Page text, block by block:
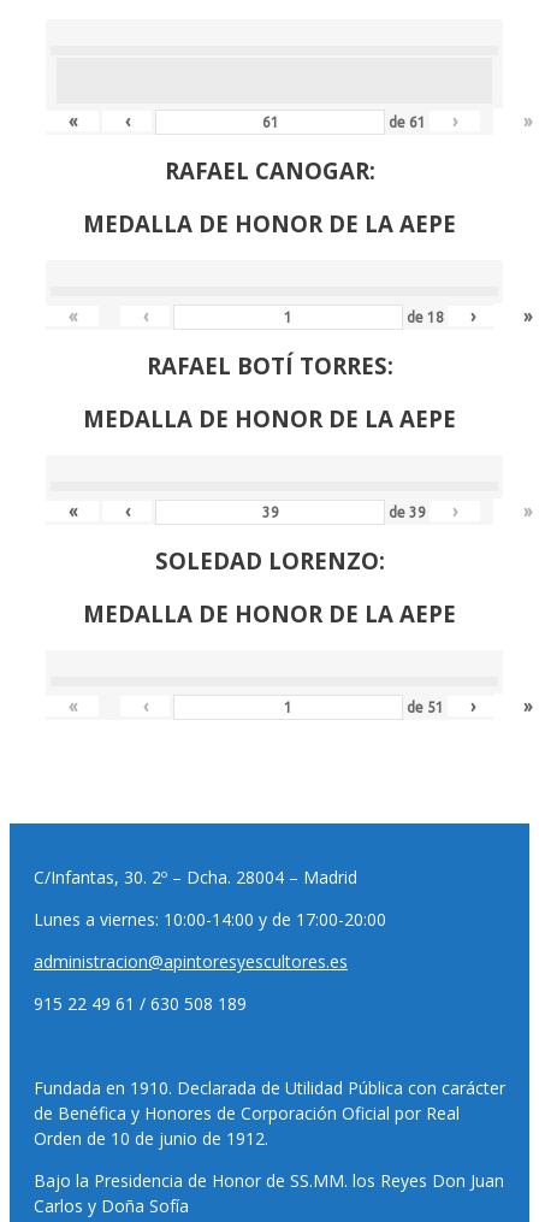
« ‹ de 61 › »
RAFAEL CANOGAR:
MEDALLA DE HONOR DE LA AEPE
« ‹ de18 › »
RAFAEL BOTÍ TORRES:
MEDALLA DE HONOR DE LA AEPE
« ‹ de39 › »
SOLEDAD LORENZO:
MEDALLA DE HONOR DE LA AEPE
« ‹ de 51 › »
C/Infantas, 30. 2º – Dcha. 28004 – Madrid
Lunes a viernes: 10:00-14:00 y de 17:00-20:00
administracion@apintoresyescultores.es
915 22 49 61 / 630 508 189
Fundada en 1910. Declarada de Utilidad Pública con carácter
de Benéfica y Honores de Corporación Oficial por Real
Orden de 10 de junio de 1912.
Bajo la Presidencia de Honor de SS.MM. los Reyes Don Juan
Carlos y Doña Sofía